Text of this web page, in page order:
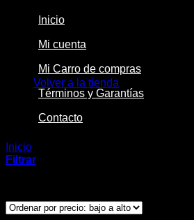
Volver a la tienda
Inicio
Mi cuenta
Mi Carro de compras
Términos y Garantías
Contacto
Inicio
Filtrar